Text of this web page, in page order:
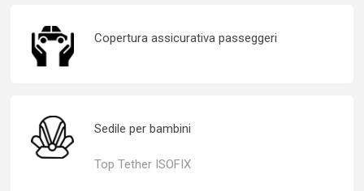
Copertura assicurativa passeggeri
Sedile per bambini
Top Tether ISOFIX